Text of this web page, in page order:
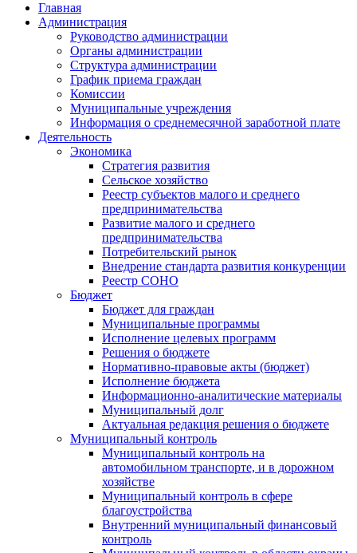
Главная
Администрация
Руководство администрации
Органы администрации
Структура администрации
График приема граждан
Комиссии
Муниципальные учреждения
Информация о среднемесячной заработной плате
Деятельность
Экономика
Стратегия развития
Сельское хозяйство
Реестр субъектов малого и среднего
предпринимательства
Развитие малого и среднего
предпринимательства
Потребительский рынок
Внедрение стандарта развития конкуренции
Реестр СОНО
Бюджет
Бюджет для граждан
Муниципальные программы
Исполнение целевых программ
Решения о бюджете
Нормативно-правовые акты (бюджет)
Исполнение бюджета
Информационно-аналитические материалы
Муниципальный долг
Актуальная редакция решения о бюджете
Муниципальный контроль
Муниципальный контроль на
автомобильном транспорте, и в дорожном
хозяйстве
Муниципальный контроль в сфере
благоустройства
Внутренний муниципальный финансовый
контроль